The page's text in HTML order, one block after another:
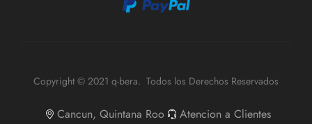
Copyright © 2021 q-bera. Todos los Derechos Reservados
Cancun, Quintana Roo Atencion a Clientes